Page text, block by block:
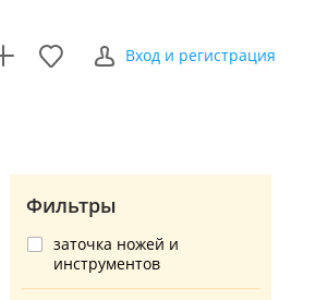
Вход и регистрация
Фильтры
заточка ножей и
инструментов